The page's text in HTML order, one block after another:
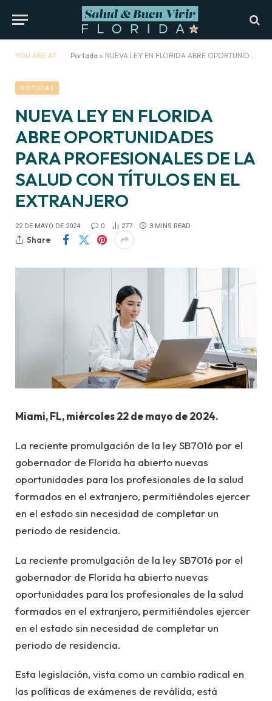
YOU ARE AT: Portada » NUEVA LEY EN FLORIDA ABRE OPORTUNIDADES PARA PROFESIONALES DE LA SALUD CON TÍTULOS EN EL EXTRANJERO
NOTICIAS
NUEVA LEY EN FLORIDA
ABRE OPORTUNIDADES
PARA PROFESIONALES DE LA
SALUD CON TÍTULOS EN EL
EXTRANJERO
22 DE MAYO DE 2024 0 277 3 MINS READ
Share
Miami, FL, miércoles 22 de mayo de 2024.
La reciente promulgación de la ley SB7016 por el
gobernador de Florida ha abierto nuevas
oportunidades para los profesionales de la salud
formados en el extranjero, permitiéndoles ejercer
en el estado sin necesidad de completar un
periodo de residencia.
La reciente promulgación de la ley SB7016 por el
gobernador de Florida ha abierto nuevas
oportunidades para los profesionales de la salud
formados en el extranjero, permitiéndoles ejercer
en el estado sin necesidad de completar un
periodo de residencia.
Esta legislación, vista como un cambio radical en
las políticas de exámenes de reválida, está